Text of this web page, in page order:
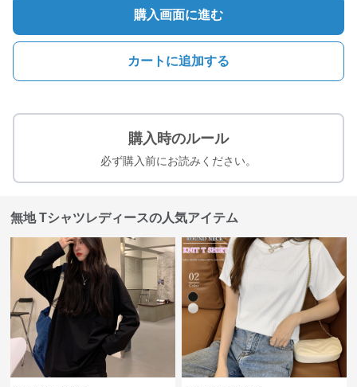
購入画面に進む
カートに追加する
購入時のルール
必ず購入前にお読みください。
無地 Tシャツレディースの人気アイテム